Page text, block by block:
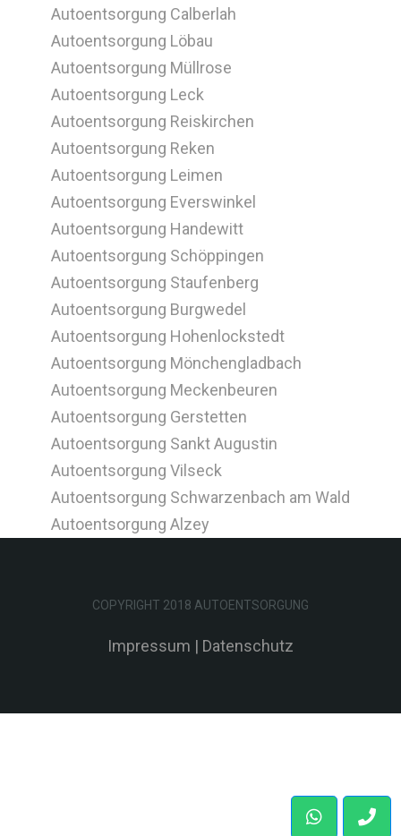
Autoentsorgung Calberlah
Autoentsorgung Löbau
Autoentsorgung Müllrose
Autoentsorgung Leck
Autoentsorgung Reiskirchen
Autoentsorgung Reken
Autoentsorgung Leimen
Autoentsorgung Everswinkel
Autoentsorgung Handewitt
Autoentsorgung Schöppingen
Autoentsorgung Staufenberg
Autoentsorgung Burgwedel
Autoentsorgung Hohenlockstedt
Autoentsorgung Mönchengladbach
Autoentsorgung Meckenbeuren
Autoentsorgung Gerstetten
Autoentsorgung Sankt Augustin
Autoentsorgung Vilseck
Autoentsorgung Schwarzenbach am Wald
Autoentsorgung Alzey
COPYRIGHT 2018 AUTOENTSORGUNG
Impressum | Datenschutz